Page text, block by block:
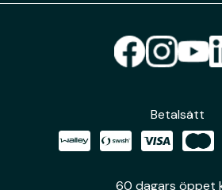
Betalsätt
60 dagars öppet